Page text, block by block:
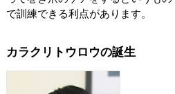
で訓練できる利点があります。
カラクリトウロウの誕生